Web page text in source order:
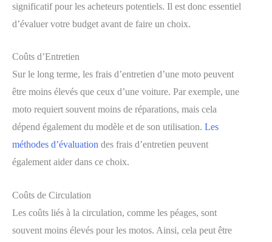
significatif pour les acheteurs potentiels. Il est donc essentiel
d’évaluer votre budget avant de faire un choix.
Coûts d’Entretien
Sur le long terme, les frais d’entretien d’une moto peuvent
être moins élevés que ceux d’une voiture. Par exemple, une
moto requiert souvent moins de réparations, mais cela
dépend également du modèle et de son utilisation. Les
méthodes d’évaluation des frais d’entretien peuvent
également aider dans ce choix.
Coûts de Circulation
Les coûts liés à la circulation, comme les péages, sont
souvent moins élevés pour les motos. Ainsi, cela peut être